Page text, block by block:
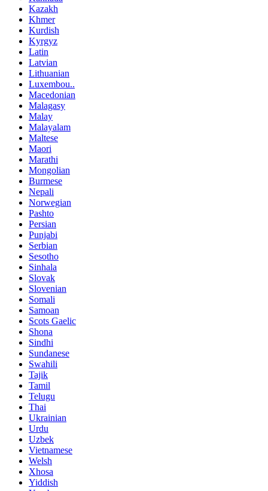
Kazakh
Khmer
Kurdish
Kyrgyz
Latin
Latvian
Lithuanian
Luxembou..
Macedonian
Malagasy
Malay
Malayalam
Maltese
Maori
Marathi
Mongolian
Burmese
Nepali
Norwegian
Pashto
Persian
Punjabi
Serbian
Sesotho
Sinhala
Slovak
Slovenian
Somali
Samoan
Scots Gaelic
Shona
Sindhi
Sundanese
Swahili
Tajik
Tamil
Telugu
Thai
Ukrainian
Urdu
Uzbek
Vietnamese
Welsh
Xhosa
Yiddish